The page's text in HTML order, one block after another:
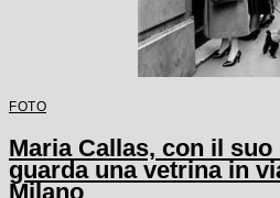
FOTO
Maria Callas, con il
guarda una vetrina in
Milano